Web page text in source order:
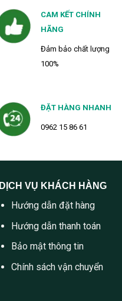
CAM KẾT CHÍNH
HÃNG
Đảm bảo chất lượng
100%
ĐẶT HÀNG NHANH
0962 15 86 61
DỊCH VỤ KHÁCH HÀNG
Hướng dẫn đặt hàng
Hướng dẫn thanh toán
Bảo mật thông tin
Chính sách vận chuyển